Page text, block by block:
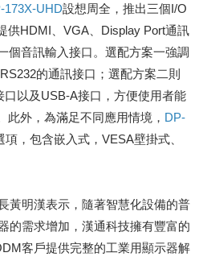
173X-UHD設想周全，推出三個I/O
供HDMI、VGA、Display Port通訊
個音訊輸入接口。選配方案一強調
的通訊接口；選配方案二則
以及USB-A接口，方便使用者能
此外，為滿足不同應用情境， DP-
，包含嵌入式，VESA壁掛式、
黃明漢表示，隨著智慧化設備的普
的需求增加，漢通科技擁有豐富的
客戶提供完整的工業用顯示器解